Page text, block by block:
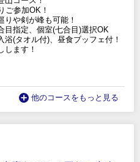
ご参加OK！
りや剣が峰も可能！
目指定、個室(七合目)選択OK
(タオル付)、昼食ブッフェ付！
します！
他のコースをもっと見る